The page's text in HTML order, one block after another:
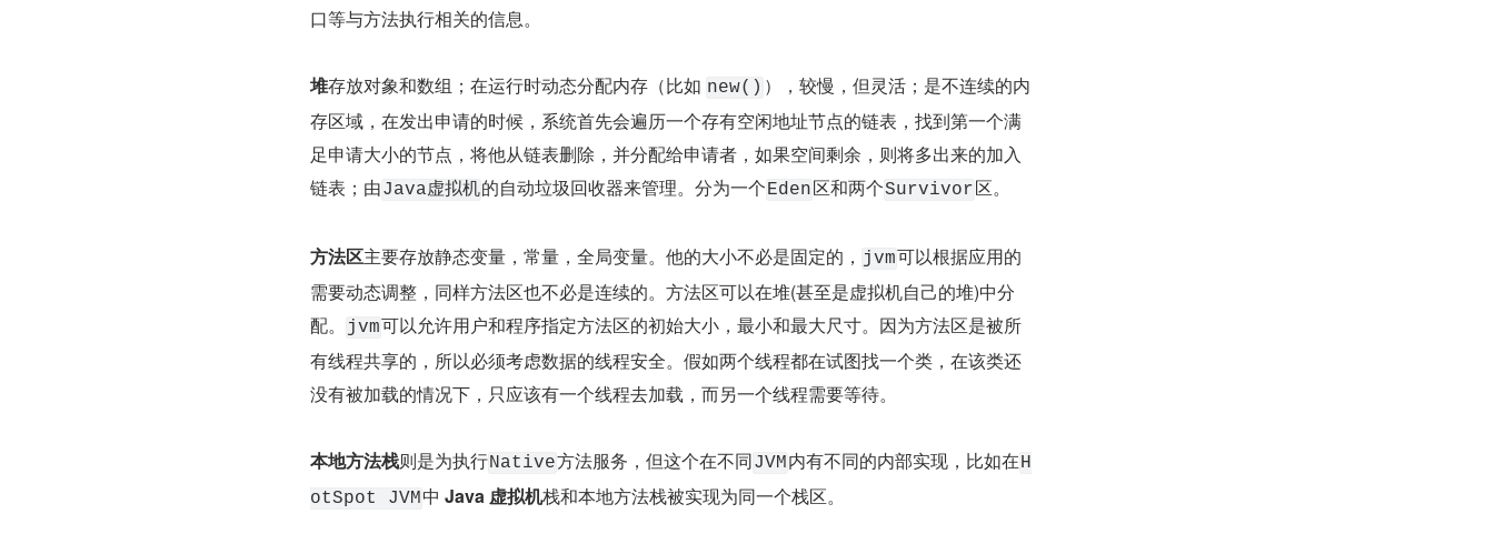
口等与方法执行相关的信息。
堆存放对象和数组；在运行时动态分配内存（比如 new() ），较慢，但灵活；是不连续的内
存区域，在发出申请的时候，系统首先会遍历一个存有空闲地址节点的链表，找到第一个满
足申请大小的节点，将他从链表删除，并分配给申请者，如果空间剩余，则将多出来的加入
链表；由Java虚拟机的自动垃圾回收器来管理。分为一个Eden区和两个Survivor区。
方法区主要存放静态变量，常量，全局变量。他的大小不必是固定的， jvm可以根据应用的
需要动态调整，同样方法区也不必是连续的。方法区可以在堆(甚至是虚拟机自己的堆)中分
配。
jvm可以允许用户和程序指定方法区的初始大小，最小和最大尺寸。因为方法区是被所
有线程共享的，所以必须考虑数据的线程安全。假如两个线程都在试图找一个类，在该类还
没有被加载的情况下，只应该有一个线程去加载，而另一个线程需要等待。
本地方法栈则是为执行Native方法服务，但这个在不同JVM内有不同的内部实现，比如在H
otSpot JVM中 Java 虚拟机栈和本地方法栈被实现为同一个栈区。